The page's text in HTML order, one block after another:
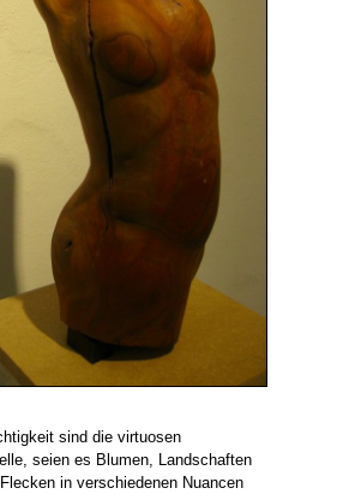
sind die virtuosen
seien es Blumen, Landschaften
in verschiedenen Nuancen